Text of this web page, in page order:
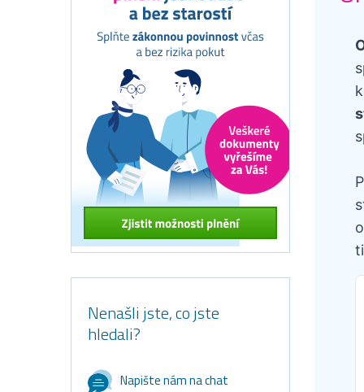
Nenašli jste, co jste
hledali?
Napište nám na chat